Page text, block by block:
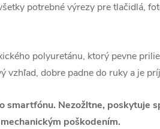
potrebné výrezy pre tlačidlá,
polyuretánu, ktorý pevne
vzhľad, dobre padne do ruky a je
smartfónu. Nezožltne, poskytuje
poškodením.